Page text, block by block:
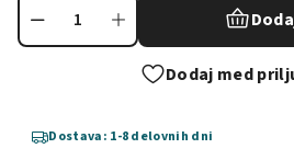
Dodaj med
Dostava: 1-8 delovnih dni